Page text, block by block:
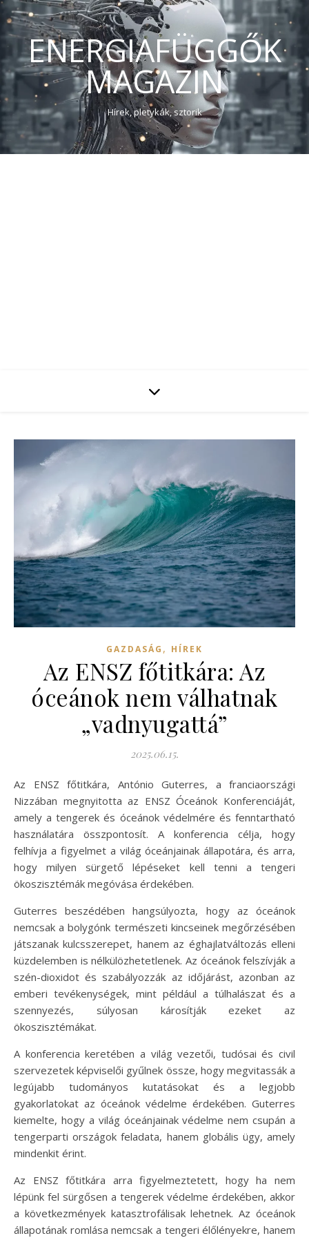
ENERGIAFÜGGŐK
MAGAZIN
Hírek, pletykák, sztorik
GAZDASÁG , HÍREK
Az ENSZ főtitkára: Az
óceánok nem válhatnak
„vadnyugattá”
2025.06.15.
Az ENSZ főtitkára, António Guterres, a franciaországi
Nizzában megnyitotta az ENSZ Óceánok Konferenciáját,
amely a tengerek és óceánok védelmére és fenntartható
használatára összpontosít. A konferencia célja, hogy
felhívja a figyelmet a világ óceánjainak állapotára, és arra,
hogy milyen sürgető lépéseket kell tenni a tengeri
ökoszisztémák megóvása érdekében.
Guterres beszédében hangsúlyozta, hogy az óceánok
nemcsak a bolygónk természeti kincseinek megőrzésében
játszanak kulcsszerepet, hanem az éghajlatváltozás elleni
küzdelemben is nélkülözhetetlenek. Az óceánok felszívják a
szén-dioxidot és szabályozzák az időjárást, azonban az
emberi tevékenységek, mint például a túlhalászat és a
szennyezés, súlyosan károsítják ezeket az
ökoszisztémákat.
A konferencia keretében a világ vezetői, tudósai és civil
szervezetek képviselői gyűlnek össze, hogy megvitassák a
legújabb tudományos kutatásokat és a legjobb
gyakorlatokat az óceánok védelme érdekében. Guterres
kiemelte, hogy a világ óceánjainak védelme nem csupán a
tengerparti országok feladata, hanem globális ügy, amely
mindenkit érint.
Az ENSZ főtitkára arra figyelmeztetett, hogy ha nem
lépünk fel sürgősen a tengerek védelme érdekében, akkor
a következmények katasztrofálisak lehetnek. Az óceánok
állapotának romlása nemcsak a tengeri élőlényekre, hanem